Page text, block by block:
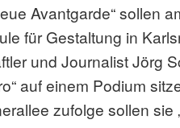
Avantgarde“ sollen
für Gestaltung in
und Journalist Jörg
auf einem Podium
zufolge sollen sie